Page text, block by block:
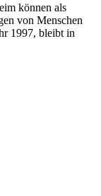
können als
von Menschen
1997, bleibt in